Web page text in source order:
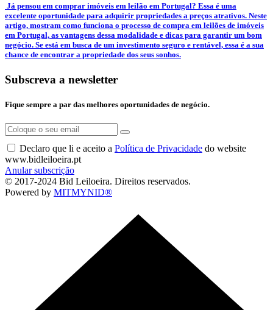
­ Já pensou em comprar imóveis em leilão em Portugal? Essa é uma
excelente oportunidade para adquirir propriedades a preços atrativos. Neste
artigo, mostram como funciona o processo de compra em leilões de imóveis
em Portugal, as vantagens dessa modalidade e dicas para garantir um bom
negócio. Se está em busca de um investimento seguro e rentável, essa é a sua
chance de encontrar a propriedade dos seus sonhos.
Subscreva a newsletter
Fique sempre a par das melhores oportunidades de negócio.
Declaro que li e aceito a Política de Privacidade do website
www.bidleiloeira.pt
Anular subscrição
© 2017-2024 Bid Leiloeira. Direitos reservados.
Powered by MITMYNID®